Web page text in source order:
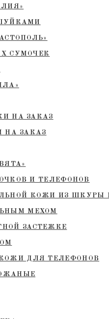
СУМОЧЕК
НА ЗАКАЗ
НА ЗАКАЗ
И ТЕЛЕФОНОВ
КОЖИ ИЗ ШКУРЫ
МЕХОМ
ЗАСТЕЖКЕ
ДЛЯ ТЕЛЕФОНОВ